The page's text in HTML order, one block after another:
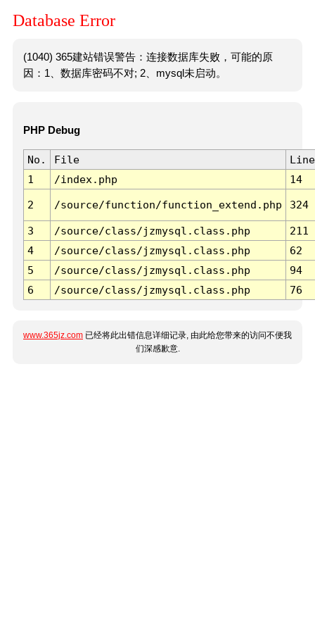
Database Error
(1040) 365建站错误警告：连接数据库失败，可能的原
因：1、数据库密码不对; 2、mysql未启动。
PHP Debug
No. File
Line
1
/index.php 14
2 /source/function/function_extend.php 324
3 /source/class/jzmysql.class.php
211
4
/source/class/jzmysql.class.php
62
5
/source/class/jzmysql.class.php
94
6
/source/class/jzmysql.class.php 76
www.365jz.com 已经将此出错信息详细记录, 由此给您带来的访问不便我
们深感歉意.